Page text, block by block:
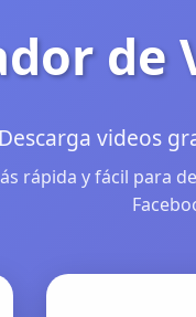
de
Descarga videos
rápida y fácil para